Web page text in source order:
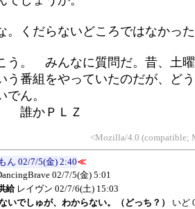
。くだらないどころではなかっ
う。 みんなに質問だ。昔、土
う番組をやっていたのだが、ど
ん。
誰かＰＬＺ
<Mozilla/4.0 (compatible;
ん 02/7/5(金) 2:40≪
02/7/5(金) 5:01
給 レイヴン 02/7/6(土) 15:03
いでしゅが、わからない。（どっち？） いど